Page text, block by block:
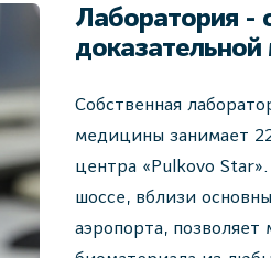
Лаборатория -
Собственная
медицины занимает
центра «Pulkovo
шоссе, вблизи
аэропорта,